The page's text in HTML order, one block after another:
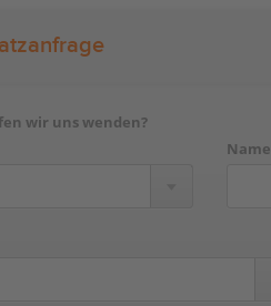
wir uns wenden?
Name